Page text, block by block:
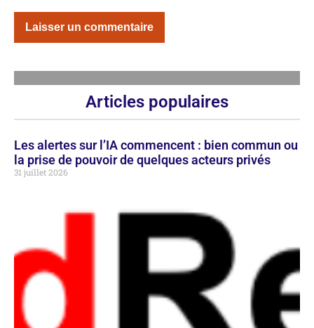
Articles populaires
Les alertes sur l’IA commencent : bien commun ou
la prise de pouvoir de quelques acteurs privés
31 juillet 2026